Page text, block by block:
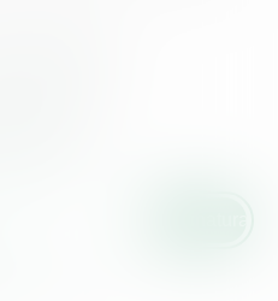
você
avançados
noticias e
saber.
da Haifa